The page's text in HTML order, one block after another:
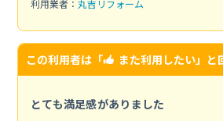
利用業者： 丸吉リフォーム
この利用者は「 また利用したい」と
とても満足感がありました